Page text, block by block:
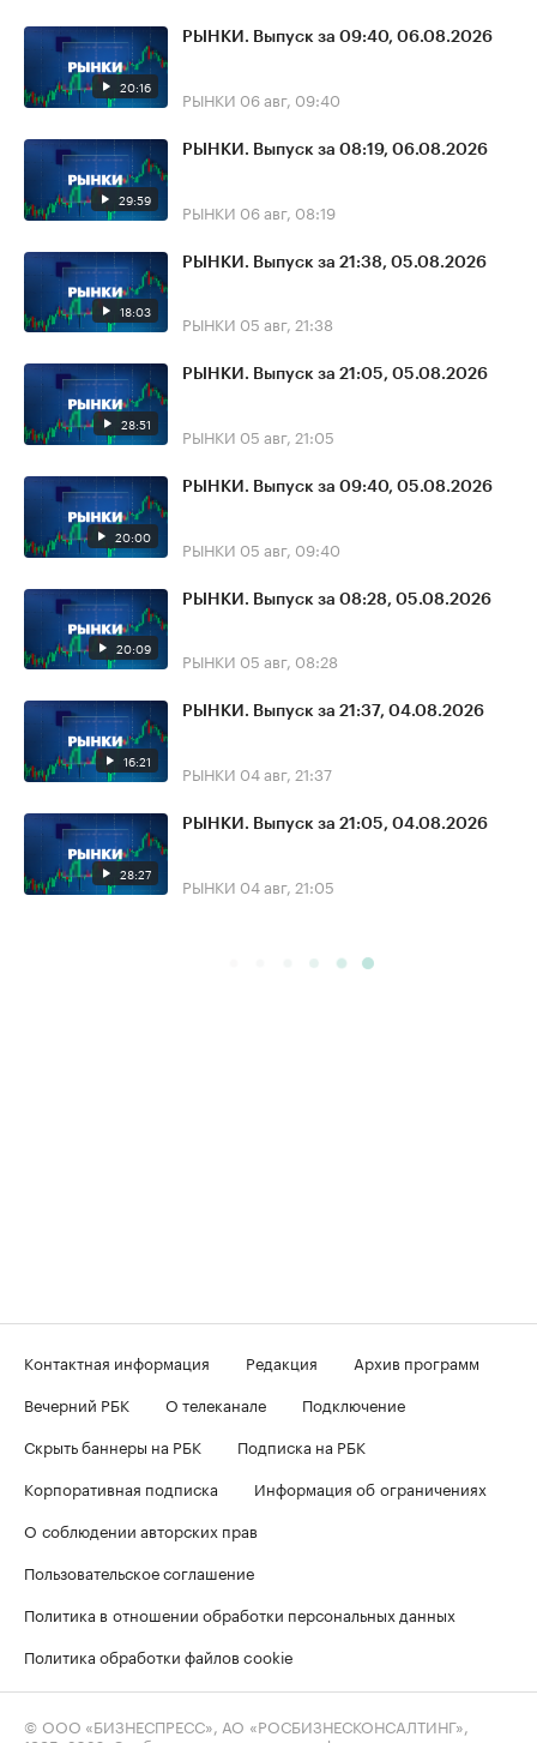
20:16
РЫНКИ. Выпуск за 09:40, 06.08.2026
РЫНКИ 06 авг, 09:40
29:59
РЫНКИ. Выпуск за 08:19, 06.08.2026
РЫНКИ 06 авг, 08:19
18:03
РЫНКИ. Выпуск за 21:38, 05.08.2026
РЫНКИ 05 авг, 21:38
28:51
РЫНКИ. Выпуск за 21:05, 05.08.2026
РЫНКИ 05 авг, 21:05
20:00
РЫНКИ. Выпуск за 09:40, 05.08.2026
РЫНКИ 05 авг, 09:40
20:09
РЫНКИ. Выпуск за 08:28, 05.08.2026
РЫНКИ 05 авг, 08:28
16:21
РЫНКИ. Выпуск за 21:37, 04.08.2026
РЫНКИ 04 авг, 21:37
28:27
РЫНКИ. Выпуск за 21:05, 04.08.2026
РЫНКИ 04 авг, 21:05
Контактная информация Редакция
Архив программ
Вечерний РБК
О телеканале
Подключение
Скрыть баннеры на РБК
Подписка на РБК
Корпоративная подписка
Информация об ограничениях
О соблюдении авторских прав
Пользовательское соглашение
Политика в отношении обработки персональных данных
Политика обработки файлов cookie
© ООО «БИЗНЕСПРЕСС», АО «РОСБИЗНЕСКОНСАЛТИНГ»,